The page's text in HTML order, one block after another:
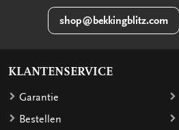
shop@bekkingblitz.com
KLANTENSERVICE
Garantie
Bestellen